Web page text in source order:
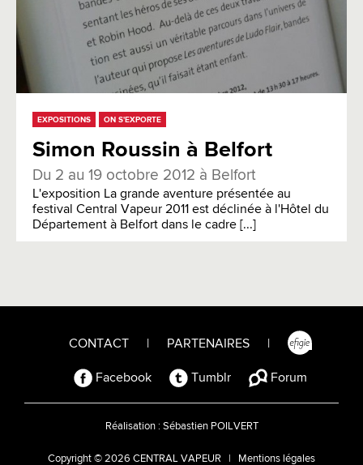
EXPOSITIONS ON S'EXPORTE
Simon Roussin à Belfort
Du 2 au 19 octobre 2012 à Belfort
L'exposition La grande aventure présentée au
festival Central Vapeur 2011 est déclinée à l'Hôtel du
Département à Belfort dans le cadre [...]
CONTACT PARTENAIRES
Facebook Tumblr Forum
Réalisation : Sébastien POILVERT
Copyright © 2026 CENTRAL VAPEUR | Mentions légales